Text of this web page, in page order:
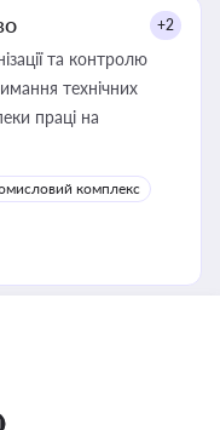
+2
та контролю
технічних
праці на
комплекс